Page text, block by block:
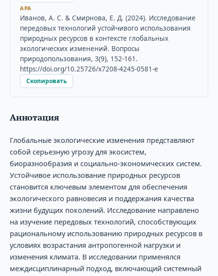
APA
Иванов, А. С. & Смирнова, Е. Д. (2024). Исследование
передовых технологий устойчивого использования
природных ресурсов в контексте глобальных
экологических изменений. Вопросы
природопользования, 3(9), 152-161.
https://doi.org/10.25726/x7208-4245-0581-e
Скопировать
Аннотация
Глобальные экологические изменения представляют
собой серьезную угрозу для экосистем,
биоразнообразия и социально-экономических систем.
Устойчивое использование природных ресурсов
становится ключевым элементом для обеспечения
экологического равновесия и поддержания качества
жизни будущих поколений. Исследование направлено
на изучение передовых технологий, способствующих
рациональному использованию природных ресурсов в
условиях возрастания антропогенной нагрузки и
изменения климата. В исследовании применялся
междисциплинарный подход, включающий системный